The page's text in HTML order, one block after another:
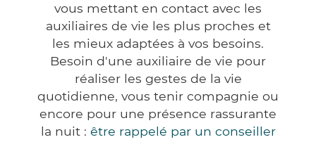
vous mettant en contact avec les
auxiliaires de vie les plus proches et
les mieux adaptées à vos besoins.
Besoin d'une auxiliaire de vie pour
réaliser les gestes de la vie
quotidienne, vous tenir compagnie ou
encore pour une présence rassurante
la nuit : être rappelé par un conseiller